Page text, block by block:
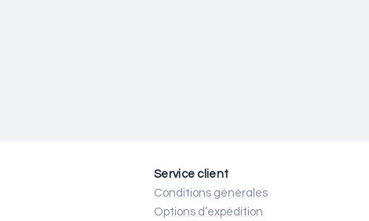
Service client
Conditions générales
Options d’expédition